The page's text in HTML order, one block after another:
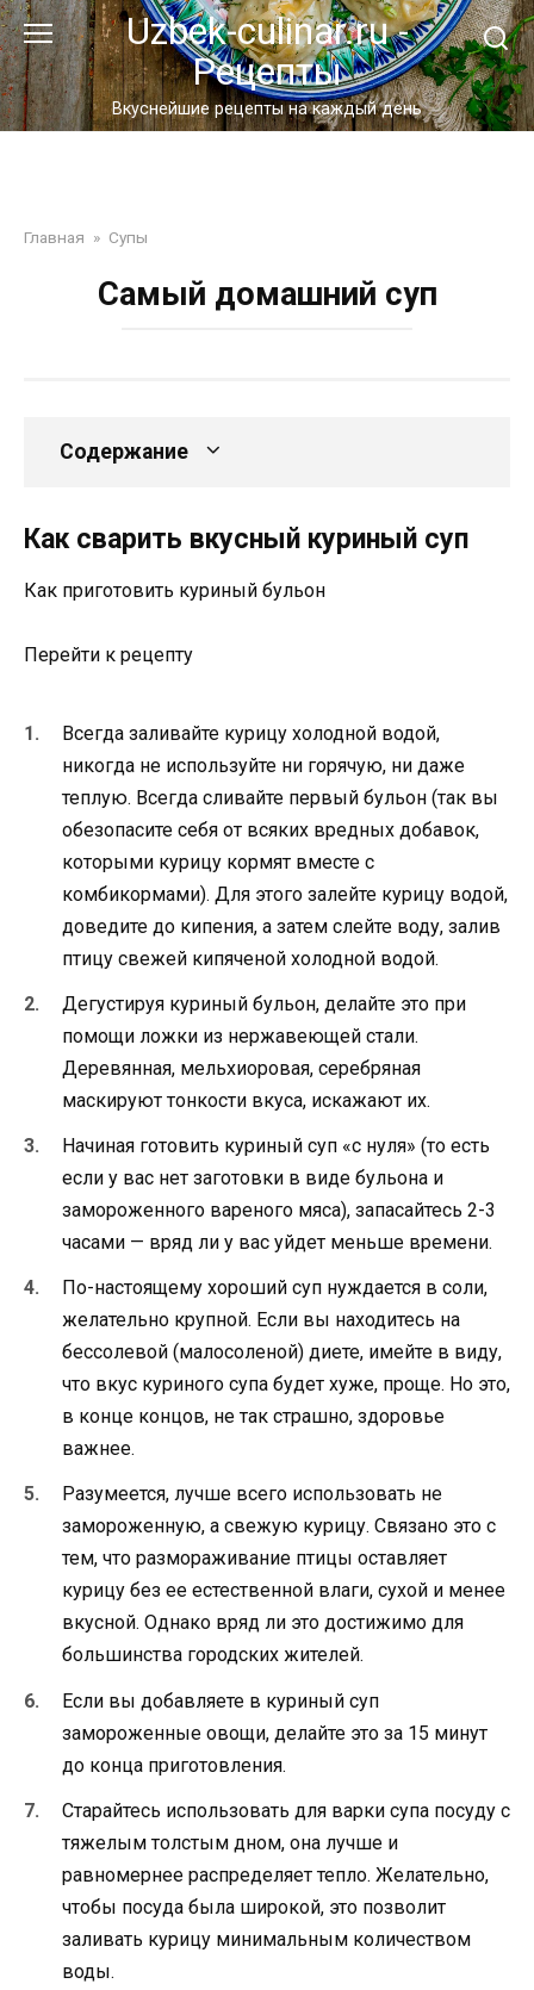
Перейти
к
контенту
Uzbek-culinar.ru -
Рецепты
Вкуснейшие рецепты на каждый день
Главная » Супы
Самый домашний суп
Содержание
Как сварить вкусный куриный суп
Как приготовить куриный бульон
Перейти к рецепту
Всегда заливайте курицу холодной водой,
никогда не используйте ни горячую, ни даже
теплую. Всегда сливайте первый бульон (так вы
обезопасите себя от всяких вредных добавок,
которыми курицу кормят вместе с
комбикормами). Для этого залейте курицу водой,
доведите до кипения, а затем слейте воду, залив
птицу свежей кипяченой холодной водой.
Дегустируя куриный бульон, делайте это при
помощи ложки из нержавеющей стали.
Деревянная, мельхиоровая, серебряная
маскируют тонкости вкуса, искажают их.
Начиная готовить куриный суп «с нуля» (то есть
если у вас нет заготовки в виде бульона и
замороженного вареного мяса), запасайтесь 2-3
часами — вряд ли у вас уйдет меньше времени.
По-настоящему хороший суп нуждается в соли,
желательно крупной. Если вы находитесь на
бессолевой (малосоленой) диете, имейте в виду,
что вкус куриного супа будет хуже, проще. Но это,
в конце концов, не так страшно, здоровье
важнее.
Разумеется, лучше всего использовать не
замороженную, а свежую курицу. Связано это с
тем, что размораживание птицы оставляет
курицу без ее естественной влаги, сухой и менее
вкусной. Однако вряд ли это достижимо для
большинства городских жителей.
Если вы добавляете в куриный суп
замороженные овощи, делайте это за 15 минут
до конца приготовления.
Старайтесь использовать для варки супа посуду с
тяжелым толстым дном, она лучше и
равномернее распределяет тепло. Желательно,
чтобы посуда была широкой, это позволит
заливать курицу минимальным количеством
воды.